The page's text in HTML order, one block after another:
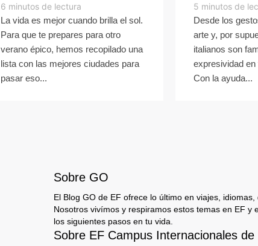
6 minutos de lectura
La vida es mejor cuando brilla el sol.
Para que te prepares para otro
verano épico, hemos recopilado una
lista con las mejores ciudades para
pasar eso...
5 minutos de
Desde los
arte y, por
italianos son
expresividad en
Con la ayuda...
Sobre GO
El Blog GO de EF ofrece lo último en viajes,
Nosotros vivímos y respiramos estos temas en EF
los siguientes pasos en tu vida.
Sobre EF Campus Internacionales de